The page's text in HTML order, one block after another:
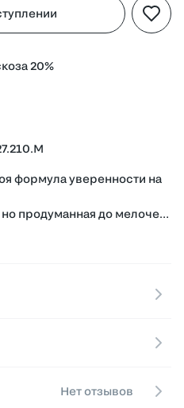
20%
формула уверенности на
продуманная до мелочей.
на котором ты
садится, легко
после множества стирок.
Нет отзывов